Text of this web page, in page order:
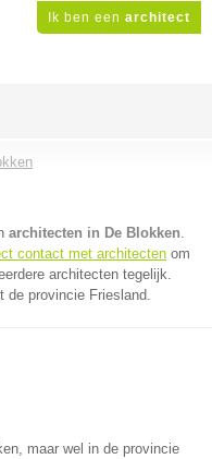
Ik ben een architect
architecten in De Blokken.
contact met architecten om
architecten tegelijk.
de provincie Friesland.
maar wel in de provincie